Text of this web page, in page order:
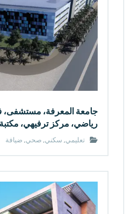
جامعة المعرفة، مستشفى،
رياضي، مركز ترفيهي،
تعليمي, سكني, صحي, ضيافة